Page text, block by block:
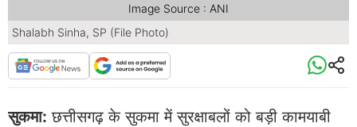
Shalabh Sinha, SP (File Photo)
Image Source : ANI
सुकमा: छत्तीसगढ़ के सुकमा में सुरक्षाबलों को बड़ी कामयाबी